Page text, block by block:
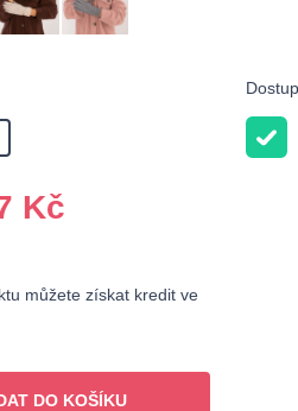
Kč
můžete získat kredit ve
DO KOŠÍKU